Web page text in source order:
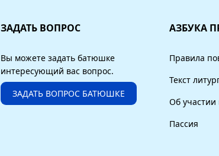
ЗАДАТЬ ВОПРОС
Вы можете задать батюшке
интересующий вас вопрос.
ЗАДАТЬ ВОПРОС БАТЮШКЕ
АЗБУКА
Правила
Текст
Об участии
Пассия